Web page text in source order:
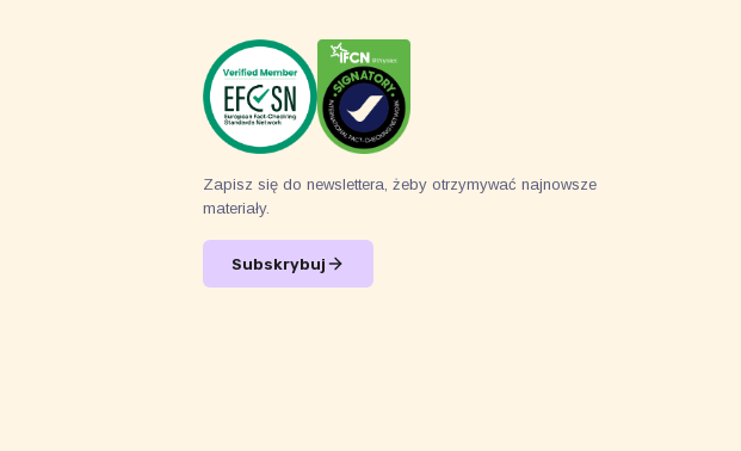
Zapisz się do newslettera, żeby otrzymywać najnowsze
materiały.
Subskrybuj